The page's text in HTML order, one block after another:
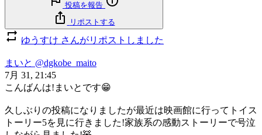
投稿を報告
リポストする
ゆうすけ さんがリポストしました
まいと @dgkobe_maito
7月 31, 21:45
こんばんは!まいとです😁
久しぶりの投稿になりましたが最近は映画館に行ってトイス
トーリー5を見に行きました!家族系の感動ストーリーで号泣